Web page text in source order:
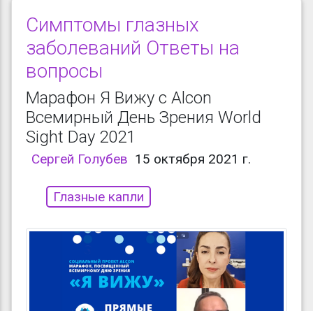
Симптомы глазных
заболеваний Ответы на
вопросы
Марафон Я Вижу с Alcon
Всемирный День Зрения World
Sight Day 2021
Сергей Голубев 15 октября 2021 г.
Глазные капли